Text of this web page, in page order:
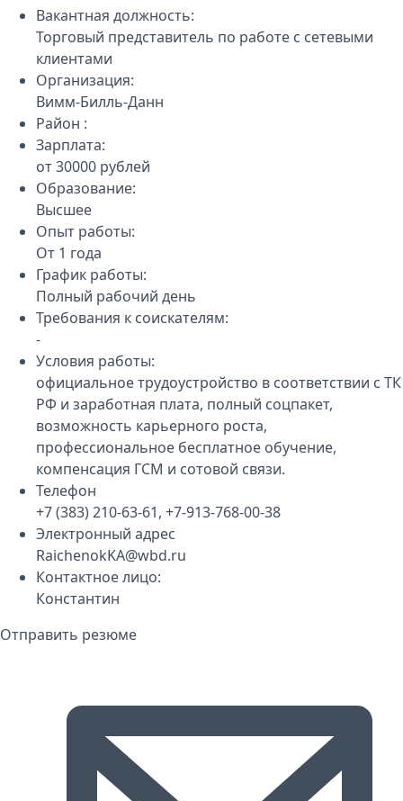
Вакантная должность:
Торговый представитель по работе с сетевыми
клиентами
Организация:
Вимм-Билль-Данн
Район :
Зарплата:
от 30000 рублей
Образование:
Высшее
Опыт работы:
От 1 года
График работы:
Полный рабочий день
Требования к соискателям:
-
Условия работы:
официальное трудоустройство в соответствии с ТК
РФ и заработная плата, полный соцпакет,
возможность карьерного роста,
профессиональное бесплатное обучение,
компенсация ГСМ и сотовой связи.
Телефон
+7 (383) 210-63-61, +7-913-768-00-38
Электронный адрес
RaichenokKA@wbd.ru
Контактное лицо:
Константин
Отправить резюме